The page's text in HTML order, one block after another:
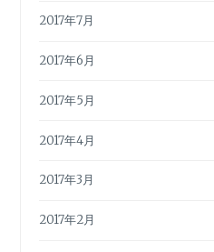
2017年7月
2017年6月
2017年5月
2017年4月
2017年3月
2017年2月